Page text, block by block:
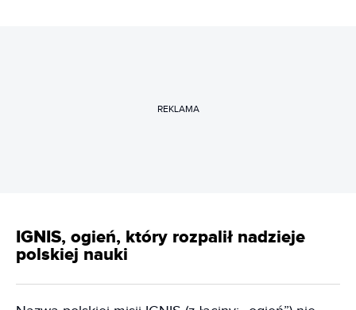
REKLAMA
IGNIS, ogień, który rozpalił nadzieje
polskiej nauki